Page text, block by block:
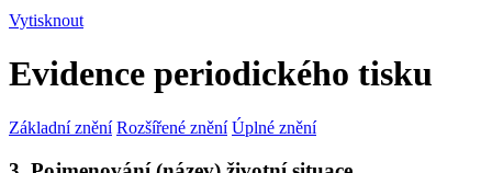
Vytisknout
Evidence periodického tisku
Základní znění Rozšířené znění Úplné znění